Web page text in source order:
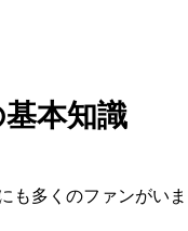
本知識
も多くのファンがいま